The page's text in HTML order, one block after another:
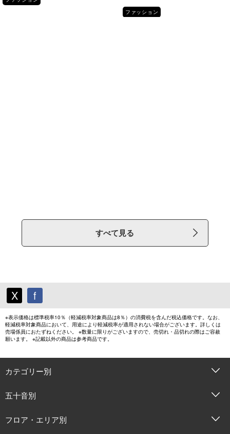
すべて見る
X f
※表示価格は標準税率10％（軽減税率対象商品は8％）の消費税を含んだ税込価格です。なお、
軽減税率対象商品において、用途により軽減税率が適用されない場合がございます。詳しくは
売場係員におたずねください。 ※数量に限りがございますので、売切れ・品切れの際はご容赦
願います。 ※記載以外の商品は参考商品です。
カテゴリー別
五十音別
フロア・エリア別